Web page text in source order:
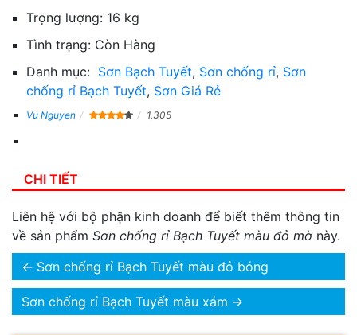
Trọng lượng: 16 kg
Tình trạng: Còn Hàng
Danh mục: Sơn Bạch Tuyết, Sơn chống rỉ, Sơn
chống rỉ Bạch Tuyết, Sơn Giá Rẻ
Vu Nguyen 1,305
CHI TIẾT
Liên hệ với bộ phận kinh doanh để biết thêm thông tin
về sản phẩm Sơn chống rỉ Bạch Tuyết màu đỏ mờnày.
← Sơn chống rỉ Bạch Tuyết màu đỏ bóng
Sơn chống rỉ Bạch Tuyết màu xám →